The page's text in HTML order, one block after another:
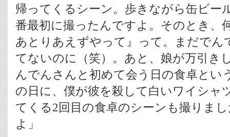
帰ってくるシーン。歩きながら缶ビー
番最初に撮ったんですよ。そのとき、
あとりあえずやって』って。まだでん
てないのに（笑）。あと、娘が万引き
んでんさんと初めて会う日の食卓とい
の日に、僕が彼を殺して白いワイシャ
てくる2回目の食卓のシーンも撮りま
よ」